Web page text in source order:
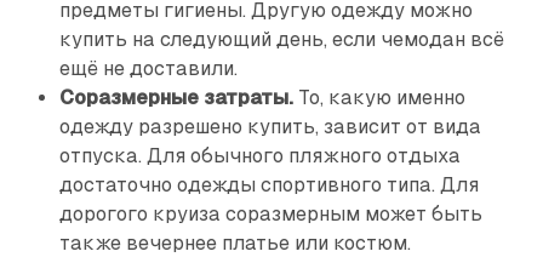
предметы гигиены. Другую одежду можно
купить на следующий день, если чемодан всё
ещё не доставили.
Соразмерные затраты.То, какую именно
одежду разрешено купить, зависит от вида
отпуска. Для обычного пляжного отдыха
достаточно одежды спортивного типа. Для
дорогого круиза соразмерным может быть
также вечернее платье или костюм.